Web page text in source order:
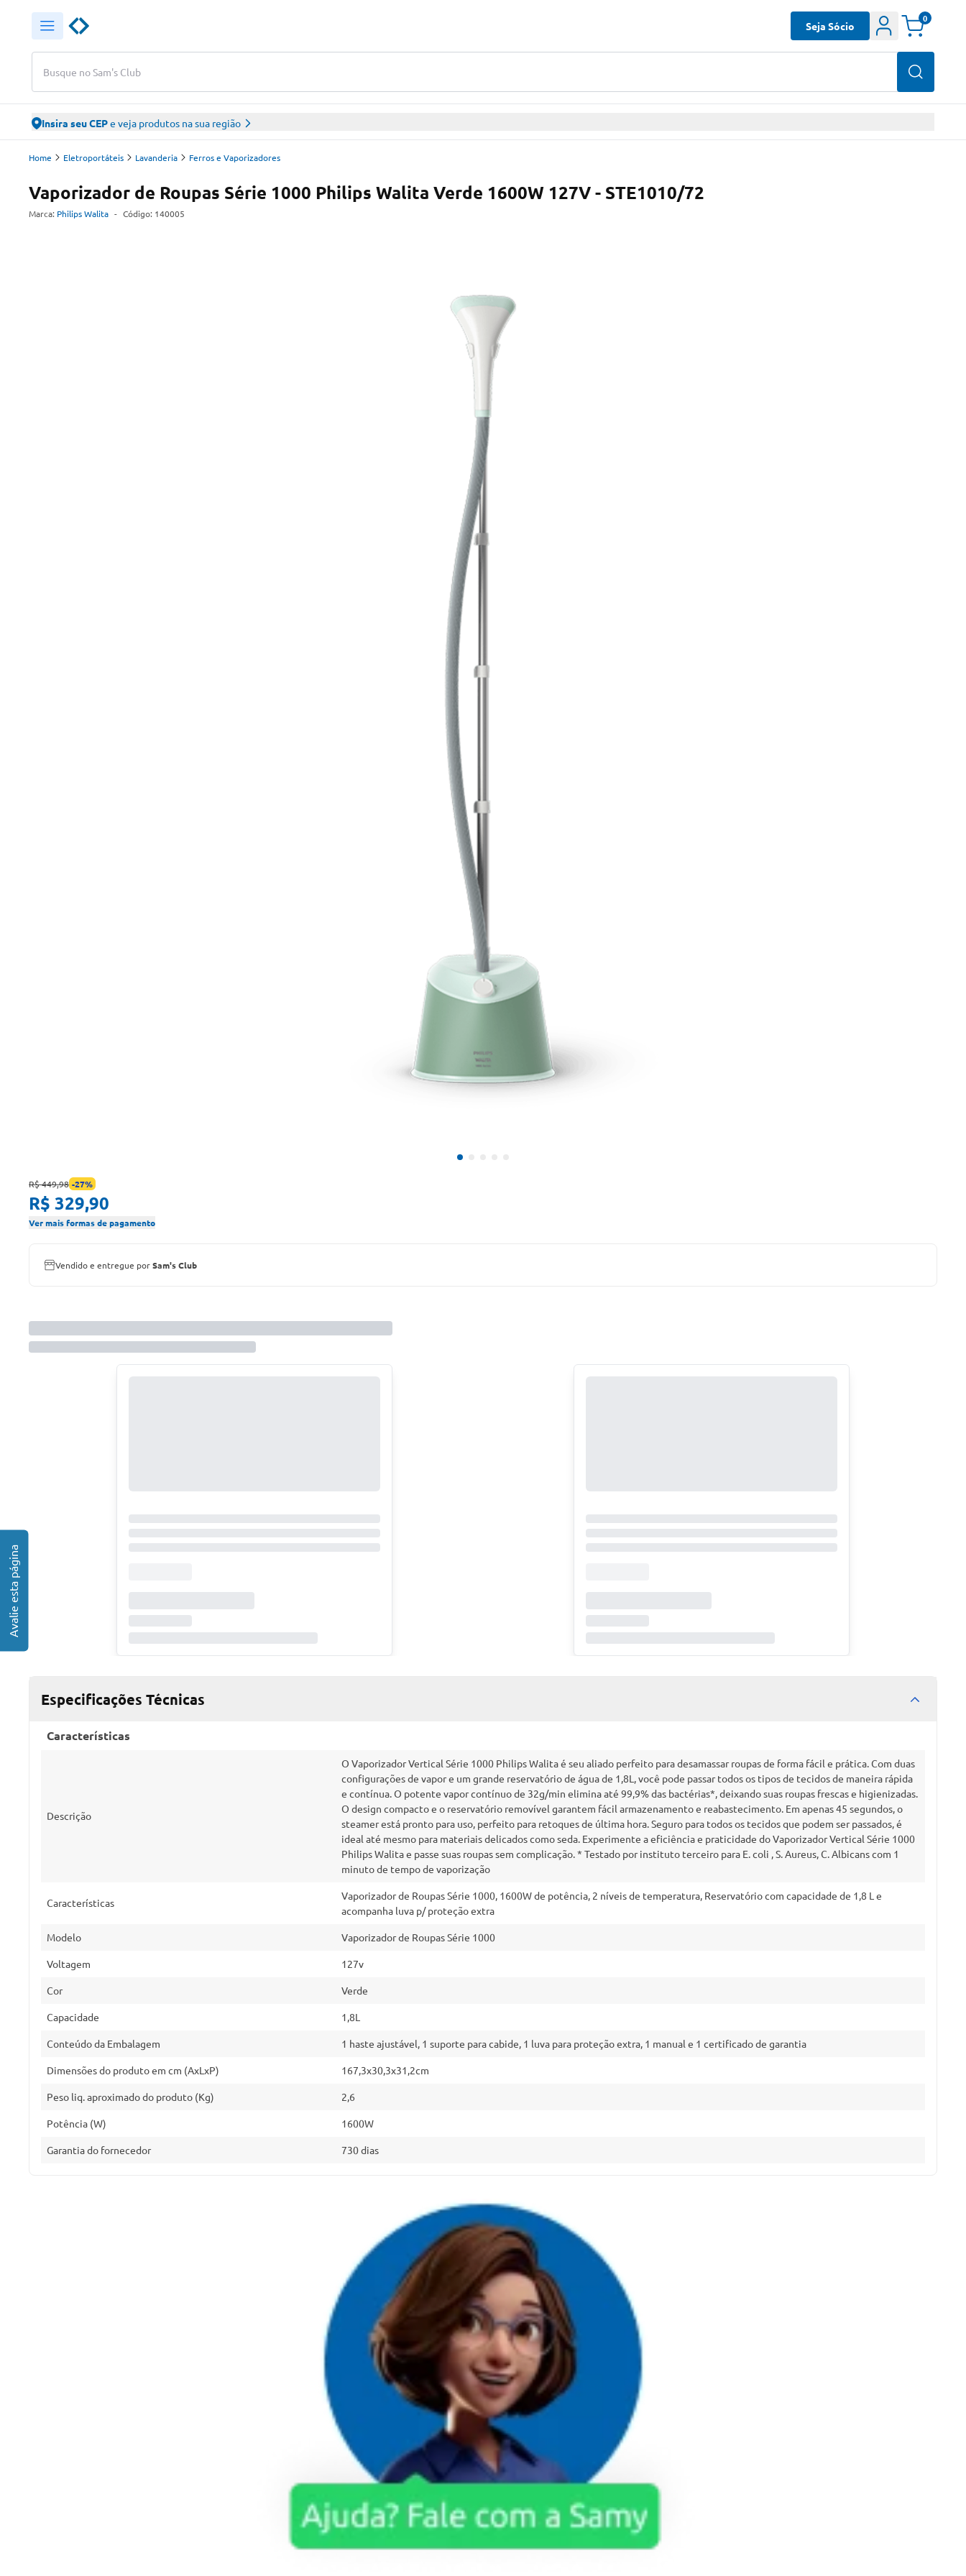
Busque no Sam's Club
Seja Sócio
0
Insira seu CEPe veja produtos na sua região
Home Eletroportáteis Lavanderia Ferros e Vaporizadores
Vaporizador de Roupas Série 1000 Philips Walita Verde 1600W 127V - STE1010/72
Marca: Philips Walita - Código: 140005
R$ 449,98 -27%
R$ 329,90
Ver mais formas de pagamento
Vendido e entregue porSam's Club
Especificações Técnicas
Características
Descrição
O Vaporizador Vertical Série 1000 Philips Walita é seu aliado perfeito para desamassar roupas de forma fácil e prática. Com duas
configurações de vapor e um grande reservatório de água de 1,8L, você pode passar todos os tipos de tecidos de maneira rápida
e contínua. O potente vapor contínuo de 32g/min elimina até 99,9% das bactérias*, deixando suas roupas frescas e higienizadas.
O design compacto e o reservatório removível garantem fácil armazenamento e reabastecimento. Em apenas 45 segundos, o
steamer está pronto para uso, perfeito para retoques de última hora. Seguro para todos os tecidos que podem ser passados, é
ideal até mesmo para materiais delicados como seda. Experimente a eficiência e praticidade do Vaporizador Vertical Série 1000
Philips Walita e passe suas roupas sem complicação. * Testado por instituto terceiro para E. coli , S. Aureus, C. Albicans com 1
minuto de tempo de vaporização
Características
Vaporizador de Roupas Série 1000, 1600W de potência, 2 níveis de temperatura, Reservatório com capacidade de 1,8 L e
acompanha luva p/ proteção extra
Modelo Vaporizador de Roupas Série 1000
Voltagem 127v
Cor Verde
Capacidade 1,8L
Conteúdo da Embalagem 1 haste ajustável, 1 suporte para cabide, 1 luva para proteção extra, 1 manual e 1 certificado de garantia
Dimensões do produto em cm (AxLxP) 167,3x30,3x31,2cm
Peso liq. aproximado do produto (Kg) 2,6
Potência (W) 1600W
Garantia do fornecedor 730 dias